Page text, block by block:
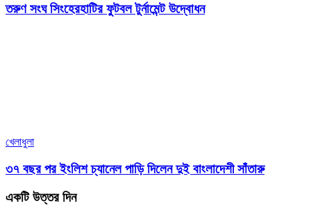
তরুণ সংঘ সিংহেরহাটির ফুটবল টুর্নামেন্ট উদ্বোধন
খেলাধুলা
৩৭ বছর পর ইংলিশ চ্যানেল পাড়ি দিলেন দুই বাংলাদেশী সাঁতারু
একটি উত্তর দিন